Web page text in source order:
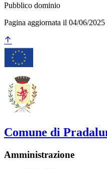
Pubblico dominio
Pagina aggiornata il 04/06/2025
Comune di
Amministrazione